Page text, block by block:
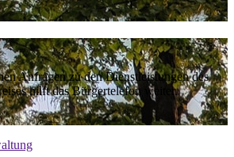
Anfragen zu den Dienstleistungen des
hilft das Bürgertelefon weiter.